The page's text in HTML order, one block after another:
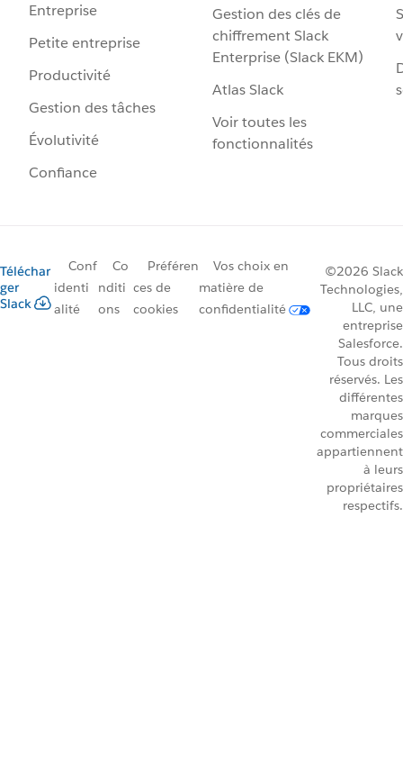
Entreprise
Petite entreprise
Productivité
Gestion des tâches
Évolutivité
Confiance
Gestion des clés de
chiffrement Slack
Enterprise (Slack EKM)
Atlas Slack
Voir toutes les
fonctionnalités
Téléchar
ger
Slack
Conf
identi
alité
Co
nditi
ons
Préféren
ces de
cookies
Vos choix en
matière de
confidentialité
©2026 Slack
Technologies,
LLC, une
entreprise
Salesforce.
Tous droits
réservés. Les
différentes
marques
commerciales
appartiennent
à leurs
propriétaires
respectifs.